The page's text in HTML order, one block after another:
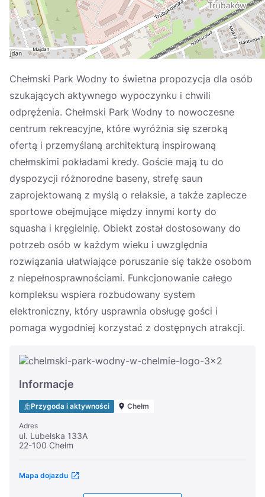
Chełmski Park Wodny to świetna propozycja dla osób
szukających aktywnego wypoczynku i chwili
odprężenia. Chełmski Park Wodny to nowoczesne
centrum rekreacyjne, które wyróżnia się szeroką
ofertą i przemyślaną architekturą inspirowaną
chełmskimi pokładami kredy. Goście mają tu do
dyspozycji różnorodne baseny, strefę saun
zaprojektowaną z myślą o relaksie, a także zaplecze
sportowe obejmujące między innymi korty do
squasha i kręgielnię. Obiekt został dostosowany do
potrzeb osób w każdym wieku i uwzględnia
rozwiązania ułatwiające poruszanie się także osobom
z niepełnosprawnościami. Funkcjonowanie całego
kompleksu wspiera rozbudowany system
elektroniczny, który usprawnia obsługę gości i
pomaga wygodniej korzystać z dostępnych atrakcji.
Informacje
Przygoda i aktywności Chełm
Adres
ul. Lubelska 133A
22-100 Chełm
Mapa dojazdu